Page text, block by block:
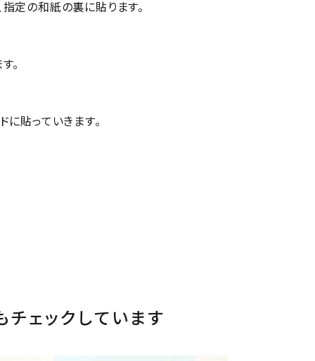
定の和紙の裏に貼ります。
。
貼っていきます。
チェックしています